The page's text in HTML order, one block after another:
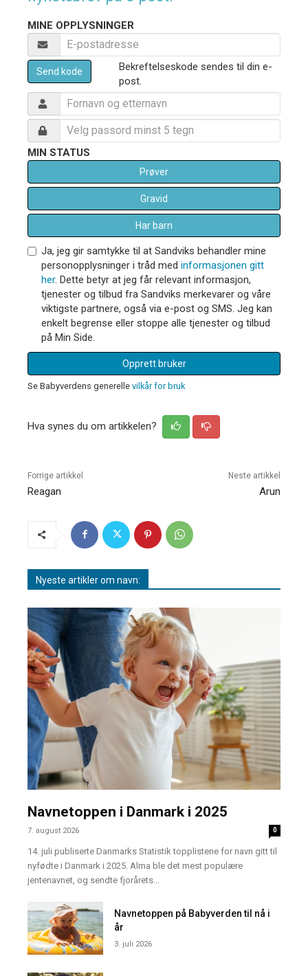
MINE OPPLYSNINGER
Send kode
Bekreftelseskode sendes til din e-
post.
MIN STATUS
Prøver
Gravid
Har barn
Ja, jeg gir samtykke til at Sandviks behandler mine
personopplysninger i tråd med informasjonen gitt
her. Dette betyr at jeg får relevant informasjon,
tjenester og tilbud fra Sandviks merkevarer og våre
viktigste partnere, også via e-post og SMS. Jeg kan
enkelt begrense eller stoppe alle tjenester og tilbud
på Min Side.
Opprett bruker
Se Babyverdens generelle vilkår for bruk
Hva synes du om artikkelen?
Forrige artikkel
Reagan
Neste artikkel
Arun
Nyeste artikler om navn:
Navnetoppen i Danmark i 2025
7. august 2026 0
14. juli publiserte Danmarks Statistik topplistene for navn gitt til
nyfødte i Danmark i 2025. Alma ble det mest populære
jentenavnet, og sendte fjorårets...
Navnetoppen på Babyverden til nå i
år
3. juli 2026